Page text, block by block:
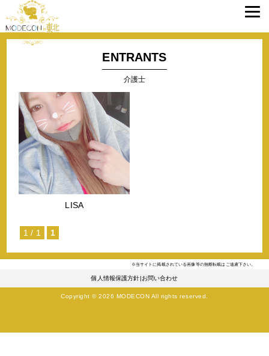
ENTRANTS
介護士
LISA
1 / 1 1
※当サイトに掲載されている画像等の無断転載はご遠慮下さい。
個人情報保護方針 お問い合わせ
Copyright © 2026 MODECON All rights reserved.